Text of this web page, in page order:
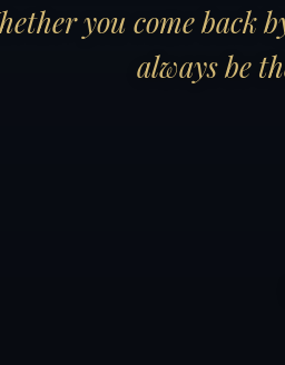
you come back
always be